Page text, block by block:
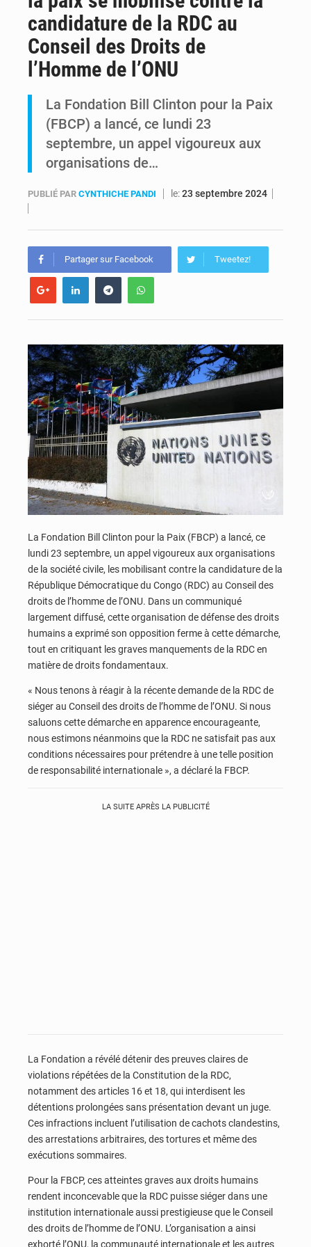
candidature de la RDC au
Conseil des Droits de
l’Homme de l’ONU
La Fondation Bill Clinton pour la Paix
(FBCP) a lancé, ce lundi 23
septembre, un appel vigoureux aux
organisations de…
PUBLIÉ PAR CYNTHICHE PANDI le:23 septembre 2024
Partager sur Facebook Tweetez!
La Fondation Bill Clinton pour la Paix (FBCP) a lancé, ce
lundi 23 septembre, un appel vigoureux aux organisations
de la société civile, les mobilisant contre la candidature de la
République Démocratique du Congo (RDC) au Conseil des
droits de l’homme de l’ONU. Dans un communiqué
largement diffusé, cette organisation de défense des droits
humains a exprimé son opposition ferme à cette démarche,
tout en critiquant les graves manquements de la RDC en
matière de droits fondamentaux.
« Nous tenons à réagir à la récente demande de la RDC de
siéger au Conseil des droits de l’homme de l’ONU. Si nous
saluons cette démarche en apparence encourageante,
nous estimons néanmoins que la RDC ne satisfait pas aux
conditions nécessaires pour prétendre à une telle position
de responsabilité internationale », a déclaré la FBCP.
LA SUITE APRÈS LA PUBLICITÉ
La Fondation a révélé détenir des preuves claires de
violations répétées de la Constitution de la RDC,
notamment des articles 16 et 18, qui interdisent les
détentions prolongées sans présentation devant un juge.
Ces infractions incluent l’utilisation de cachots clandestins,
des arrestations arbitraires, des tortures et même des
exécutions sommaires.
Pour la FBCP, ces atteintes graves aux droits humains
rendent inconcevable que la RDC puisse siéger dans une
institution internationale aussi prestigieuse que le Conseil
des droits de l’homme de l’ONU. L’organisation a ainsi
exhorté l’ONU, la communauté internationale et les autres